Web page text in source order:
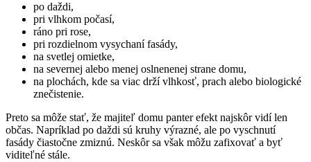
po daždi,
pri vlhkom počasí,
ráno pri rose,
pri rozdielnom vysychaní fasády,
na svetlej omietke,
na severnej alebo menej oslnenenej strane domu,
na plochách, kde sa viac drží vlhkosť, prach alebo biologické
znečistenie.
Preto sa môže stať, že majiteľ domu panter efekt najskôr vidí len
občas. Napríklad po daždi sú kruhy výrazné, ale po vyschnutí
fasády čiastočne zmiznú. Neskôr sa však môžu zafixovať a byť
viditeľné stále.